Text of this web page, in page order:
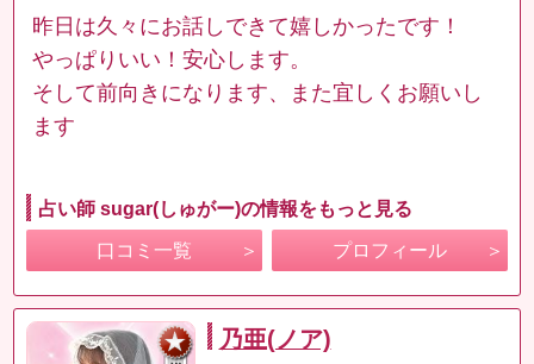
昨日は久々にお話しできて嬉しかったです！
やっぱりいい！安心します。
そして前向きになります、また宜しくお願いし
ます
占い師 sugar(しゅがー)の情報をもっと見る
口コミ一覧 プロフィール
乃亜(ノア)